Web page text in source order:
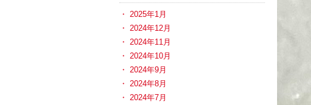
2025年1月
2024年12月
2024年11月
2024年10月
2024年9月
2024年8月
2024年7月